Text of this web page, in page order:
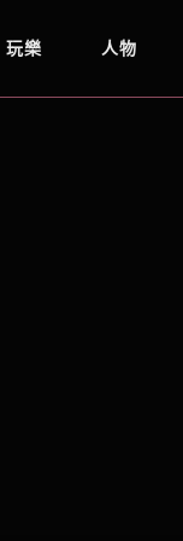
玩樂 人物